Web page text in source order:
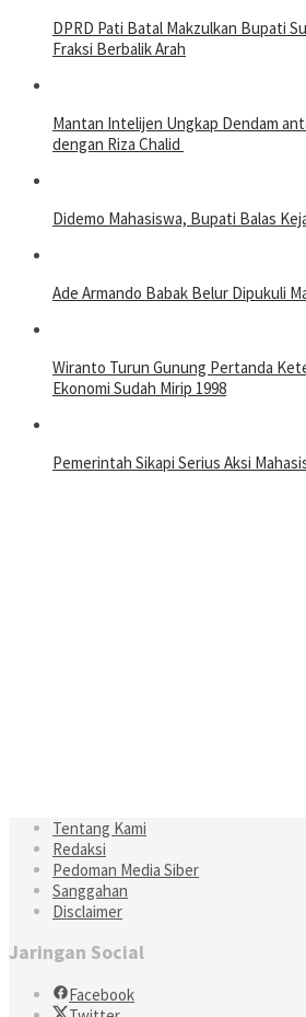
DPRD Pati Batal Makzulkan Bupati
Fraksi Berbalik Arah
Mantan Intelijen Ungkap Dendam
dengan Riza Chalid
Didemo Mahasiswa, Bupati Balas
Ade Armando Babak Belur Dipukuli
Wiranto Turun Gunung Pertanda
Ekonomi Sudah Mirip 1998
Pemerintah Sikapi Serius Aksi
Tentang Kami
Redaksi
Pedoman Media Siber
Sanggahan
Disclaimer
Jaringan Social
Facebook